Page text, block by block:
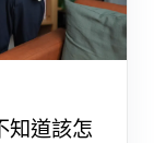
知道該怎